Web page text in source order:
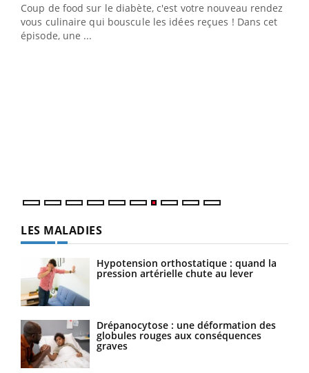
Coup de food sur le diabète, c'est votre nouveau rendez-
vous culinaire qui bouscule les idées reçues ! Dans cet
épisode, une ...
LES MALADIES
Hypotension orthostatique : quand la
pression artérielle chute au lever
Drépanocytose : une déformation des
globules rouges aux conséquences
graves